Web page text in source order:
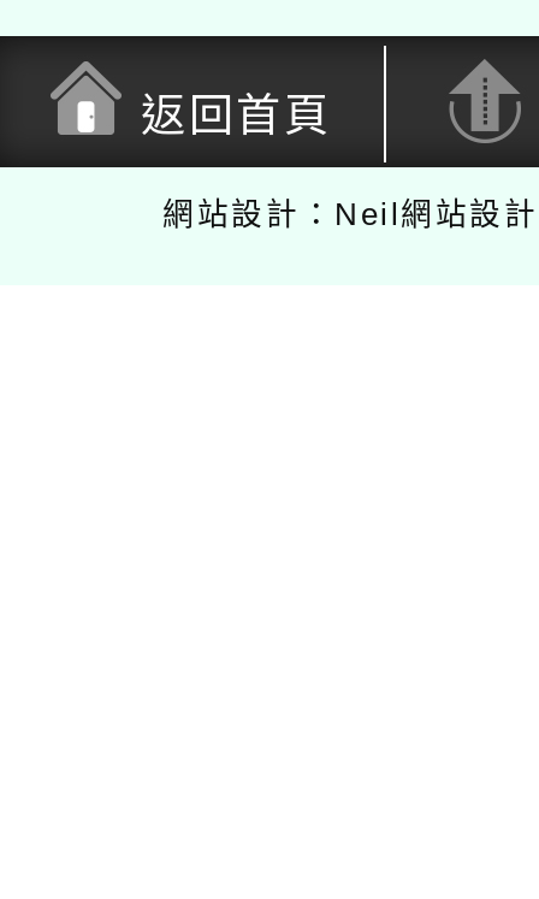
返回首頁
網站設計：Neil網站設